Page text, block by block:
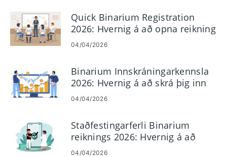
Quick Binarium Registration
2026: Hvernig á að opna reikning
á nokkrum mínútum
04/04/2026
Binarium Innskráningarkennsla
2026: Hvernig á að skrá þig inn
og laga innskráningarvandamál
04/04/2026
Staðfestingarferli Binarium
reiknings 2026: Hvernig á að
klára KYC auðveldlega
04/04/2026